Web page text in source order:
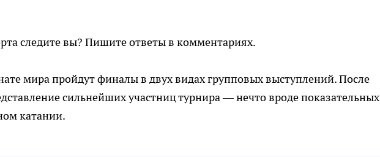
следите вы? Пишите ответы в комментариях.
мира пройдут финалы в двух видах групповых выступлений. После
сильнейших участниц турнира — нечто вроде показательных
катании.